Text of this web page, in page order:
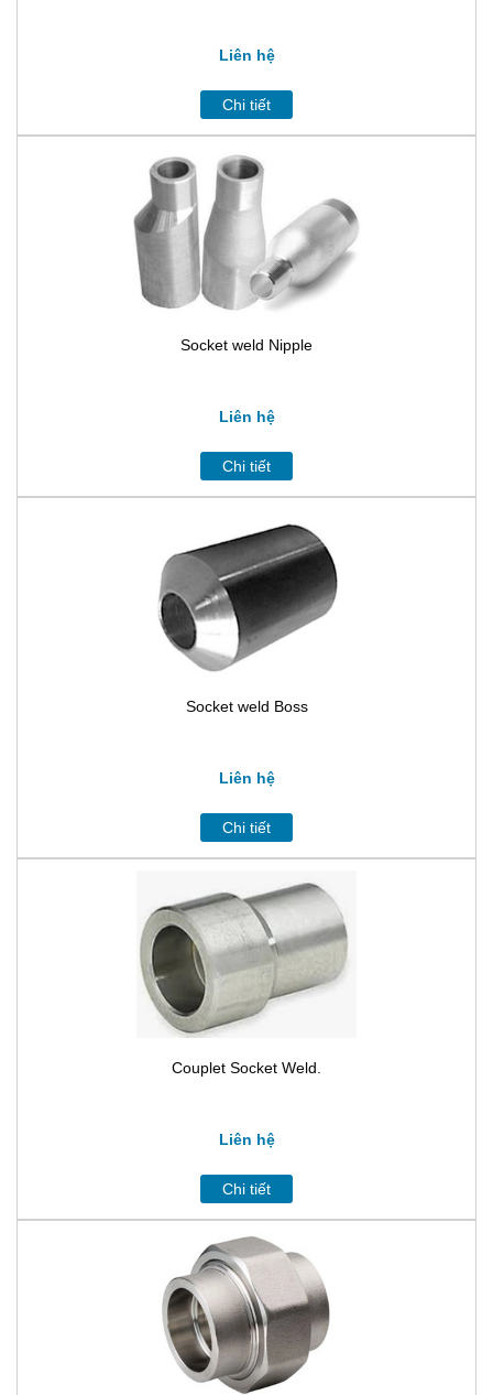
Liên hệ
Chi tiết
Socket weld Nipple
Liên hệ
Chi tiết
Socket weld Boss
Liên hệ
Chi tiết
Couplet Socket Weld.
Liên hệ
Chi tiết